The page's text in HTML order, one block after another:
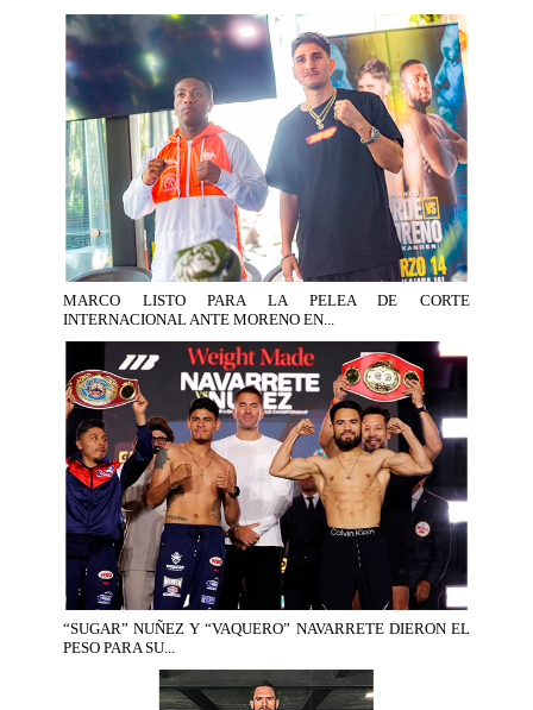
MARCO LISTO PARA LA PELEA DE CORTE
INTERNACIONAL ANTE MORENO EN...
“SUGAR” NUÑEZ Y “VAQUERO” NAVARRETE DIERON EL
PESO PARA SU...